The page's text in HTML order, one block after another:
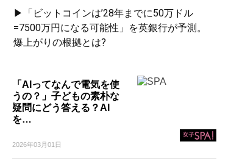
▶「ビットコインは’28年までに50万ドル
=7500万円になる可能性」を英銀行が予測。
爆上がりの根拠とは?
「AIってなんで電気を使
うの？」子どもの素朴な
疑問にどう答える？AI
を…
2026年03月01日